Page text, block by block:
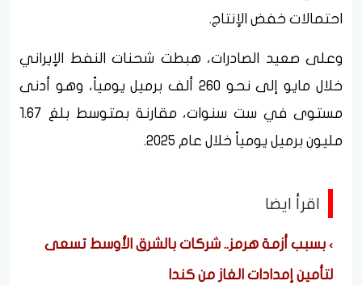
احتمالات خفض الإنتاج.
وعلى صعيد الصادرات، هبطت شحنات النفط الإيراني
خلال مايو إلى نحو 260 ألف برميل يومياً، وهو أدنى
مستوى في ست سنوات، مقارنة بمتوسط بلغ 1.67
مليون برميل يومياً خلال عام 2025.
اقرأ ايضا
بسبب أزمة هرمز.. شركات بالشرق الأوسط تسعى
لتأمين إمدادات الغاز من كندا